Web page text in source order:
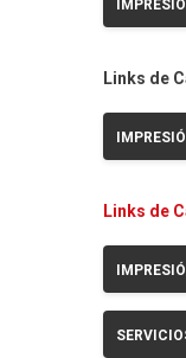
Links de
Links de